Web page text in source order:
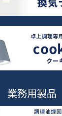
業務用製品